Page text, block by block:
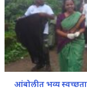
आंबोलीत भव्य स्वच्छता